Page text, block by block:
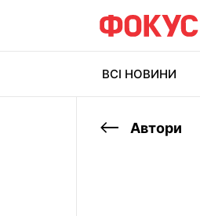
ВСІ НОВИНИ
Автори